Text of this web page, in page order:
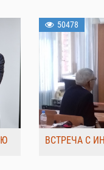
50478
ВСТРЕЧА С